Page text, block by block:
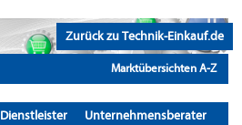
Zurück zu Technik-Einkauf.de
Marktübersichten A-Z
Dienstleister
Unternehmensberater